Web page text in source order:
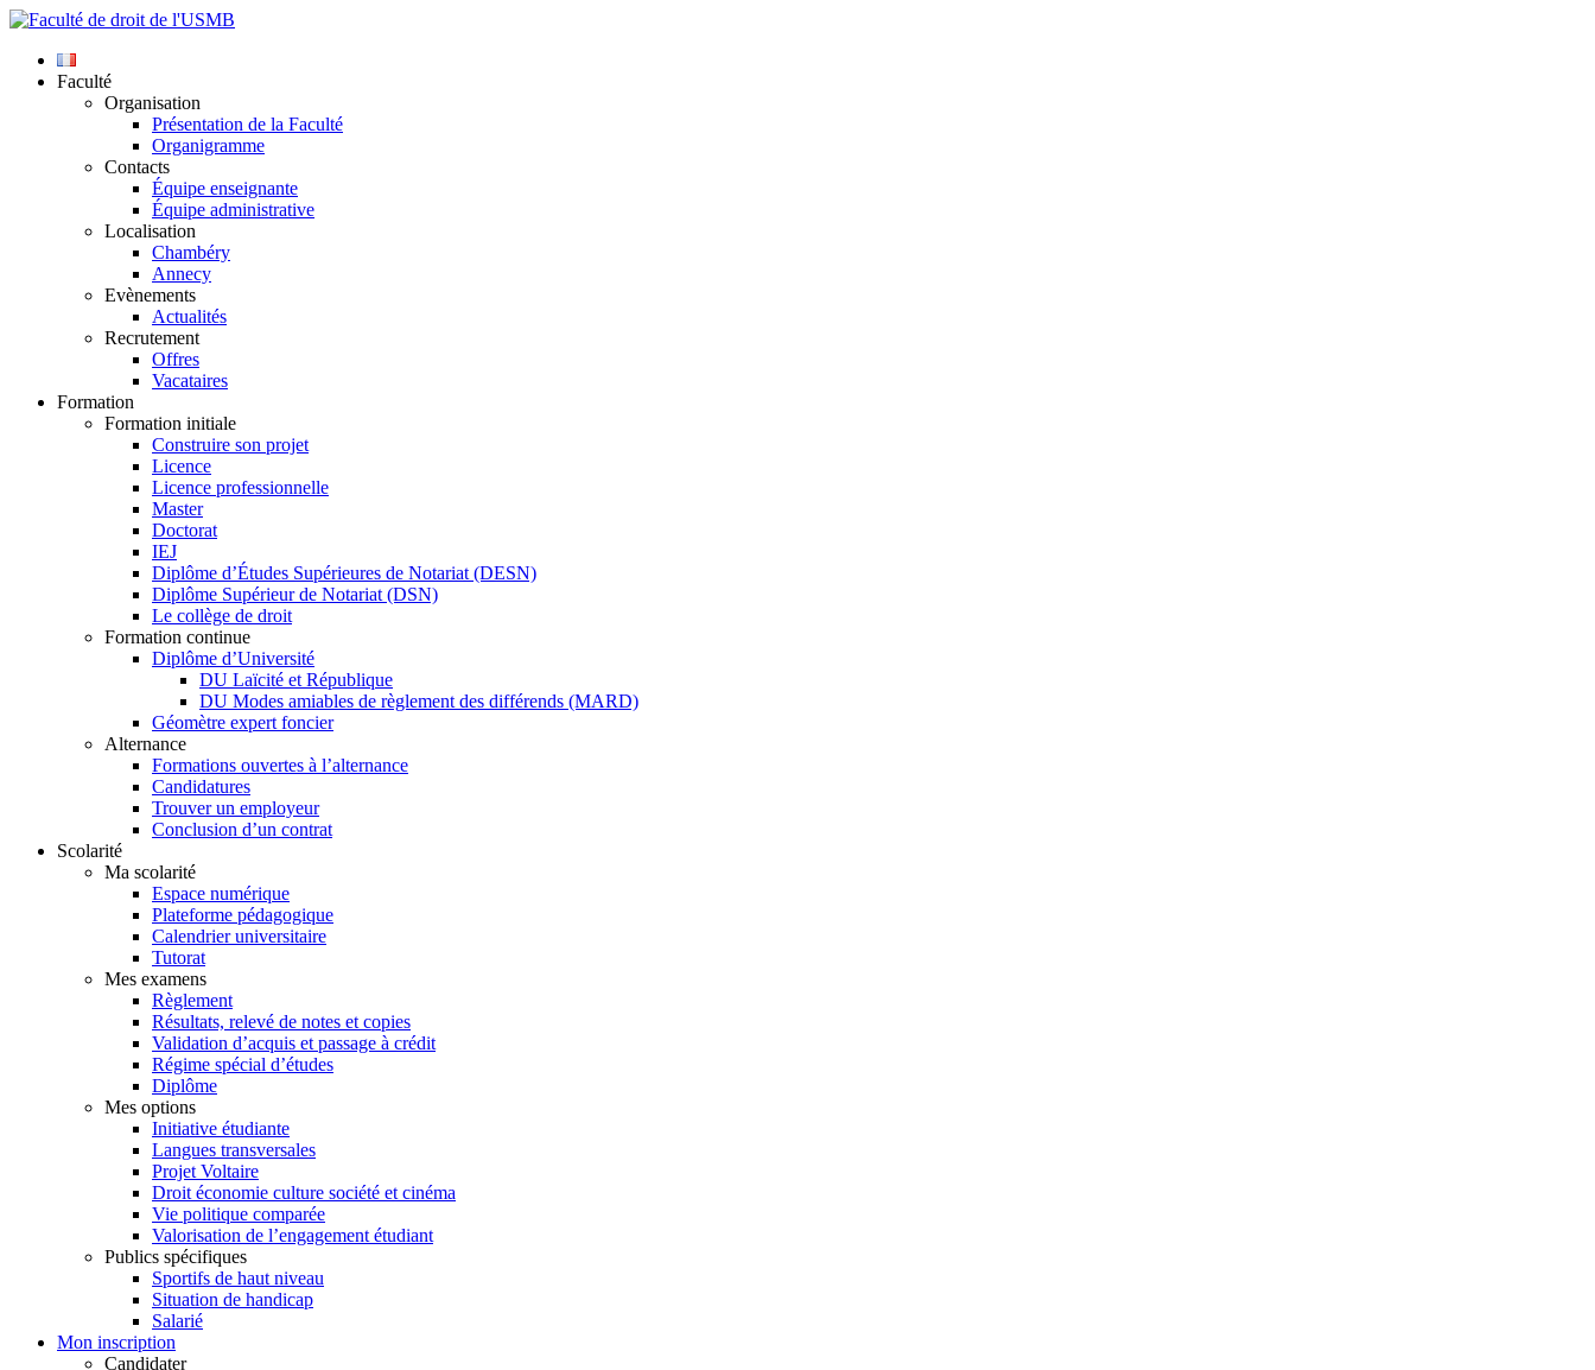
Faculté
Organisation
Présentation de la Faculté
Organigramme
Contacts
Équipe enseignante
Équipe administrative
Localisation
Chambéry
Annecy
Evènements
Actualités
Recrutement
Offres
Vacataires
Formation
Formation initiale
Construire son projet
Licence
Licence professionnelle
Master
Doctorat
IEJ
Diplôme d’Études Supérieures de Notariat (DESN)
Diplôme Supérieur de Notariat (DSN)
Le collège de droit
Formation continue
Diplôme d’Université
DU Laïcité et République
DU Modes amiables de règlement des différends (MARD)
Géomètre expert foncier
Alternance
Formations ouvertes à l’alternance
Candidatures
Trouver un employeur
Conclusion d’un contrat
Scolarité
Ma scolarité
Espace numérique
Plateforme pédagogique
Calendrier universitaire
Tutorat
Mes examens
Règlement
Résultats, relevé de notes et copies
Validation d’acquis et passage à crédit
Régime spécial d’études
Diplôme
Mes options
Initiative étudiante
Langues transversales
Projet Voltaire
Droit économie culture société et cinéma
Vie politique comparée
Valorisation de l’engagement étudiant
Publics spécifiques
Sportifs de haut niveau
Situation de handicap
Salarié
Mon inscription
Candidater